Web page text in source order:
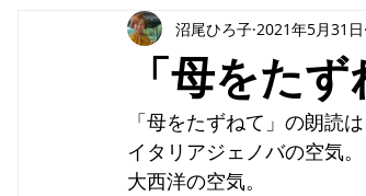
「母をた
沼尾ひろ子 2021年5月31日
「母をたずねて」の朗読
イタリアジェノバの空気。
大西洋の空気。